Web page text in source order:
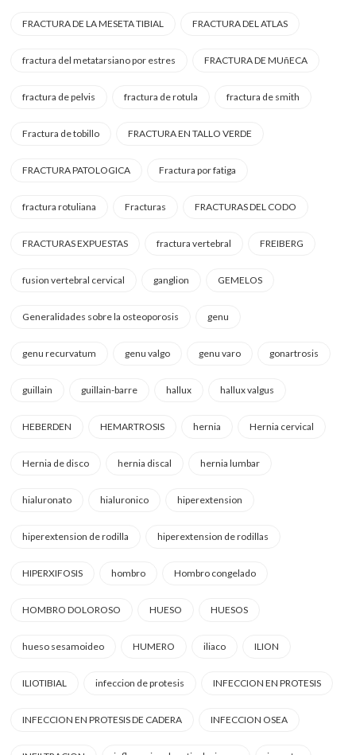
FRACTURA DE LA MESETA TIBIAL FRACTURA DEL ATLAS
fractura del metatarsiano por estres FRACTURA DE MUñECA
fractura de pelvis fractura de rotula fractura de smith
Fractura de tobillo FRACTURA EN TALLO VERDE
FRACTURA PATOLOGICA Fractura por fatiga
fractura rotuliana Fracturas FRACTURAS DEL CODO
FRACTURAS EXPUESTAS fractura vertebral FREIBERG
fusion vertebral cervical ganglion GEMELOS
Generalidades sobre la osteoporosis genu
genu recurvatum genu valgo genu varo gonartrosis
guillain guillain-barre hallux hallux valgus
HEBERDEN HEMARTROSIS hernia Hernia cervical
Hernia de disco hernia discal hernia lumbar
hialuronato hialuronico hiperextension
hiperextension de rodilla hiperextension de rodillas
HIPERXIFOSIS hombro Hombro congelado
HOMBRO DOLOROSO HUESO HUESOS
hueso sesamoideo HUMERO iliaco ILION
ILIOTIBIAL infeccion de protesis INFECCION EN PROTESIS
INFECCION EN PROTESIS DE CADERA INFECCION OSEA